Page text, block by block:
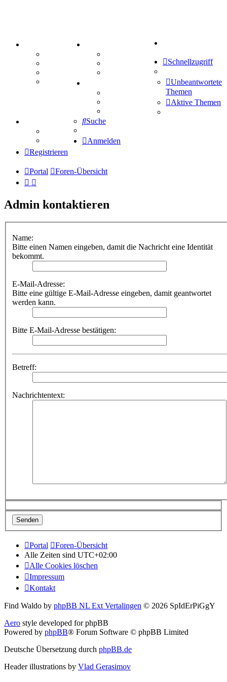
Mastodon
Treffenübersicht
Zitatesammlung
Schiffe versenken
Tipprunde
Comunio
Schnellzugriff
Unbeantwortete
Themen
Aktive Themen
Suche
Anmelden
Registrieren
Portal Foren-Übersicht
Admin kontaktieren
Name:
Bitte einen Namen eingeben, damit die Nachricht eine Identität
bekommt.
E-Mail-Adresse:
Bitte eine gültige E-Mail-Adresse eingeben, damit geantwortet
werden kann.
Bitte E-Mail-Adresse bestätigen:
Betreff:
Nachrichtentext:
Portal
Foren-Übersicht
Alle Zeiten sind UTC+02:00
Alle Cookies löschen
Impressum
Kontakt
Find Waldo by phpBB NL Ext Vertalingen © 2026 SpIdErPiGgY
Aero style developed for phpBB
Powered by phpBB® Forum Software © phpBB Limited
Deutsche Übersetzung durch phpBB.de
Header illustrations by Vlad Gerasimov